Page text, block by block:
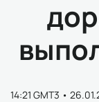
14:21 GMT3 •